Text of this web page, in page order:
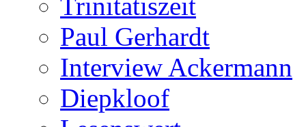
Paul Gerhardt
Interview Ackermann
Diepkloof